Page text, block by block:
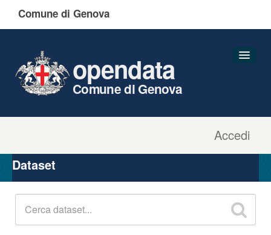
Comune di Genova
Accedi
opendata
Comune di Genova
Organizzazioni
Gruppi
Dataset